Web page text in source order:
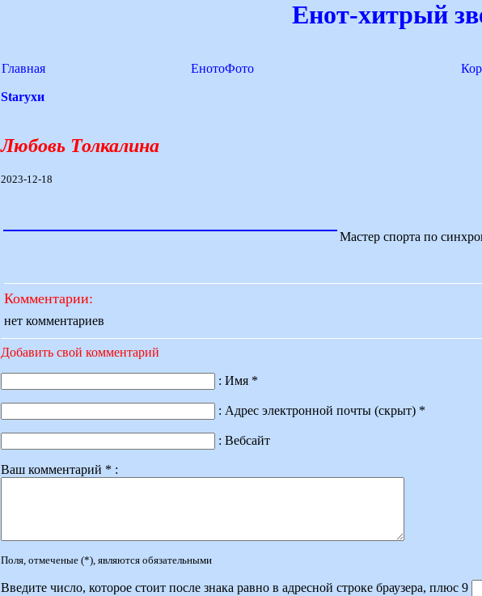
Енот-хитрый
Главная ЕнотоФото
Starухи
Любовь Толкалина
2023-12-18
Мастер спорта по
Комментарии:
нет комментариев
Добавить свой комментарий
: Имя *
: Адрес электронной почты (скрыт) *
: Вебсайт
Ваш комментарий * :
Поля, отмеченые (*), являются обязательными
Введите число, которое стоит после знака равно в адресной строке браузера, плюс 9